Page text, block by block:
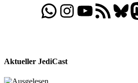
WhatsApp
Folgt uns auf Instagram
Besucht unseren YouTube-Kanal
RSS-Feed
Aktueller JediCast